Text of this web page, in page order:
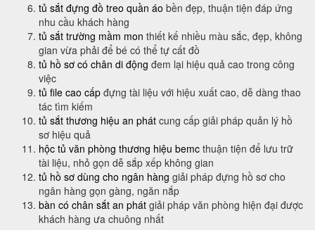
tủ sắt đựng đồ treo quần áo bền đẹp, thuận tiện đáp ứng
nhu cầu khách hàng
tủ sắt trường mầm mon thiết kế nhiều màu sắc, đẹp, không
gian vừa phải để bé có thể tự cất đồ
tủ hồ sơ có chân di động đem lại hiệu quả cao trong công
việc
tủ file cao cấp đựng tài liệu với hiệu xuất cao, dễ dàng thao
tác tìm kiếm
tủ sắt thương hiệu an phát cung cấp giải pháp quản lý hồ
sơ hiệu quả
hộc tủ văn phòng thương hiệu bemc thuận tiện để lưu trữ
tài liệu, nhỏ gọn dễ sắp xếp không gian
tủ hồ sơ dùng cho ngân hàng giải pháp đựng hồ sơ cho
ngân hàng gọn gàng, ngăn nắp
bàn có chân sắt an phát giải pháp văn phòng hiện đại được
khách hàng ưa chuông nhất